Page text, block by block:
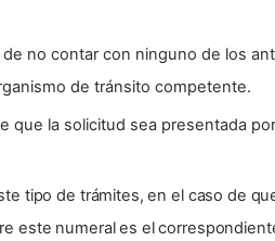
no contar con ninguno de los
de tránsito competente.
que la solicitud sea presentada
tipo de trámites, en el caso de
este numeral es el